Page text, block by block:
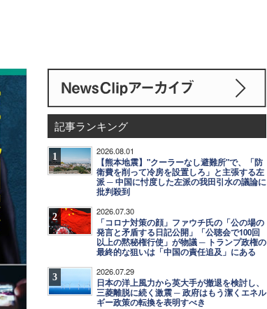
記事ランキング
1 2026.08.01
【熊本地震】"クーラーなし避難所"で、「防
衛費を削って冷房を設置しろ」と主張する左
派 ─ 中国に忖度した左派の我田引水の議論に
批判殺到
2 2026.07.30
「コロナ対策の顔」ファウチ氏の「公の場の
発言と矛盾する日記公開」「公聴会で100回
以上の黙秘権行使」が物議 ─ トランプ政権の
最終的な狙いは「中国の責任追及」にある
3 2026.07.29
日本の洋上風力から英大手が撤退を検討し、
三菱離脱に続く激震 ─ 政府はもう潔くエネル
ギー政策の転換を表明すべき